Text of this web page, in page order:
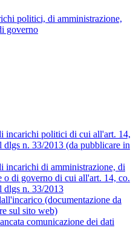
politici, di amministrazione,
governo
incarichi politici di cui all'art. 14,
dlgs n. 33/2013 (da pubblicare in
incarichi di amministrazione, di
o di governo di cui all'art. 14, co.
dlgs n. 33/2013
(documentazione da
sul sito web)
comunicazione dei dati